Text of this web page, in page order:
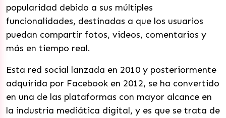
popularidad debido a sus múltiples
funcionalidades, destinadas a que los usuarios
puedan compartir fotos, videos, comentarios y
más en tiempo real.
Esta red social lanzada en 2010 y posteriormente
adquirida por Facebook en 2012, se ha convertido
en una de las plataformas con mayor alcance en
la industria mediática digital, y es que se trata de